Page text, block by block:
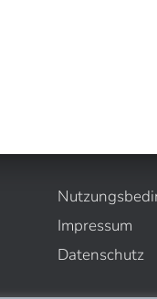
Impressum
Datenschutz